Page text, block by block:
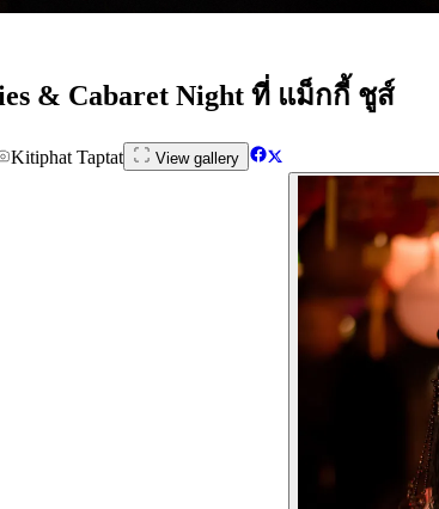
& Cabaret Night ที่ แม็กกี้ ชูส์
Kitiphat Taptat View gallery